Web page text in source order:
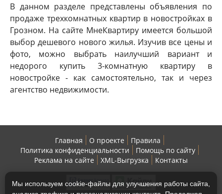
В данном разделе представлены объявления по
продаже трехкомнатных квартир в новостройках в
Грозном. На сайте МнеКвартиру имеется большой
выбор дешевого нового жилья. Изучив все цены и
фото, можно выбрать наилучший вариант и
недорого купить 3-комнатную квартиру в
новостройке - как самостоятельно, так и через
агентство недвижимости.
Главная О проекте
Правила
Политика конфиденциальности
Помощь по сайту
Реклама на сайте
XML-Выгрузка Контакты
Мы используем cookie-файлы для улучшения работы сайта,